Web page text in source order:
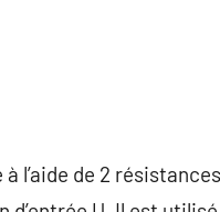
l’aide de 2